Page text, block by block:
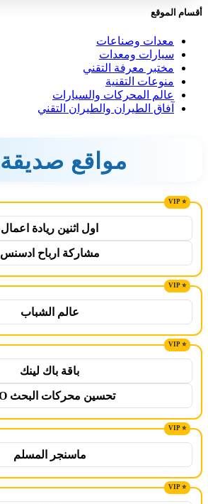
أقسام الموقع
معدات وصناعات
سيارات ومعدات
مختبر معرفة التقني
منوعات التقنية
عالم المحركات والسيارات
آفاق الطيران والطيران التقني
مواقع صديقة
اول اثنين ريادة اعمال
مشاركة ارباح ادسنس
عالم الشباب
باقة باك لينك
تحسين محركات البحث SEO
ماسنجر المسلم